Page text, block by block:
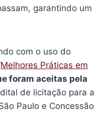
garantindo um
com o uso do
Melhores Práticas em
foram aceitas pela
de licitação para a
Paulo e Concessão